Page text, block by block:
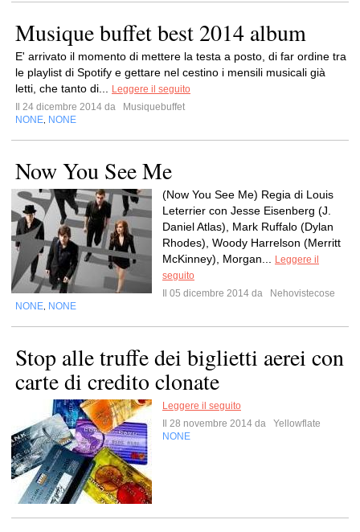
Musique buffet best 2014 album
E' arrivato il momento di mettere la testa a posto, di far ordine tra
le playlist di Spotify e gettare nel cestino i mensili musicali già
letti, che tanto di...
Leggere il seguito
Il 24 dicembre 2014 da
Musiquebuffet
NONE NONE
Now You See Me
(Now You See Me) Regia di Louis
Leterrier con Jesse Eisenberg (J.
Daniel Atlas), Mark Ruffalo (Dylan
Rhodes), Woody Harrelson (Merritt
McKinney), Morgan...
Leggere il
seguito
Il 05 dicembre 2014 da
Nehovistecose
NONE NONE
Stop alle truffe dei biglietti aerei con
carte di credito clonate
Leggere il seguito
Il 28 novembre 2014 da
Yellowflate
NONE